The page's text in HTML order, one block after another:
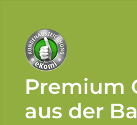
Premium
aus der